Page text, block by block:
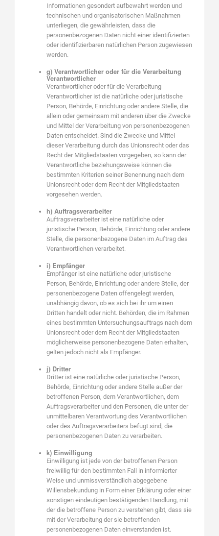
Informationen gesondert aufbewahrt werden und
technischen und organisatorischen Maßnahmen
unterliegen, die gewährleisten, dass die
personenbezogenen Daten nicht einer identifizierten
oder identifizierbaren natürlichen Person zugewiesen
werden.
g) Verantwortlicher oder für die Verarbeitung
Verantwortlicher
Verantwortlicher oder für die Verarbeitung
Verantwortlicher ist die natürliche oder juristische
Person, Behörde, Einrichtung oder andere Stelle, die
allein oder gemeinsam mit anderen über die Zwecke
und Mittel der Verarbeitung von personenbezogenen
Daten entscheidet. Sind die Zwecke und Mittel
dieser Verarbeitung durch das Unionsrecht oder das
Recht der Mitgliedstaaten vorgegeben, so kann der
Verantwortliche beziehungsweise können die
bestimmten Kriterien seiner Benennung nach dem
Unionsrecht oder dem Recht der Mitgliedstaaten
vorgesehen werden.
h) Auftragsverarbeiter
Auftragsverarbeiter ist eine natürliche oder
juristische Person, Behörde, Einrichtung oder andere
Stelle, die personenbezogene Daten im Auftrag des
Verantwortlichen verarbeitet.
i) Empfänger
Empfänger ist eine natürliche oder juristische
Person, Behörde, Einrichtung oder andere Stelle, der
personenbezogene Daten offengelegt werden,
unabhängig davon, ob es sich bei ihr um einen
Dritten handelt oder nicht. Behörden, die im Rahmen
eines bestimmten Untersuchungsauftrags nach dem
Unionsrecht oder dem Recht der Mitgliedstaaten
möglicherweise personenbezogene Daten erhalten,
gelten jedoch nicht als Empfänger.
j) Dritter
Dritter ist eine natürliche oder juristische Person,
Behörde, Einrichtung oder andere Stelle außer der
betroffenen Person, dem Verantwortlichen, dem
Auftragsverarbeiter und den Personen, die unter der
unmittelbaren Verantwortung des Verantwortlichen
oder des Auftragsverarbeiters befugt sind, die
personenbezogenen Daten zu verarbeiten.
k) Einwilligung
Einwilligung ist jede von der betroffenen Person
freiwillig für den bestimmten Fall in informierter
Weise und unmissverständlich abgegebene
Willensbekundung in Form einer Erklärung oder einer
sonstigen eindeutigen bestätigenden Handlung, mit
der die betroffene Person zu verstehen gibt, dass sie
mit der Verarbeitung der sie betreffenden
personenbezogenen Daten einverstanden ist.